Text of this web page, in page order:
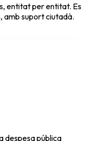
entitat per entitat. Es
amb suport ciutadà.
despesa pública